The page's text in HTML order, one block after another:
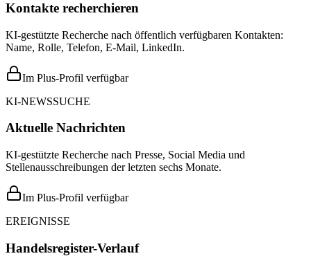
Kontakte recherchieren
KI-gestützte Recherche nach öffentlich verfügbaren Kontakten:
Name, Rolle, Telefon, E-Mail, LinkedIn.
Im Plus-Profil verfügbar
KI-NEWSSUCHE
Aktuelle Nachrichten
KI-gestützte Recherche nach Presse, Social Media und
Stellenausschreibungen der letzten sechs Monate.
Im Plus-Profil verfügbar
EREIGNISSE
Handelsregister-Verlauf